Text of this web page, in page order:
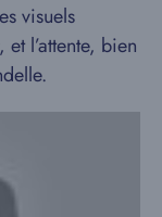
visuels
l’attente, bien